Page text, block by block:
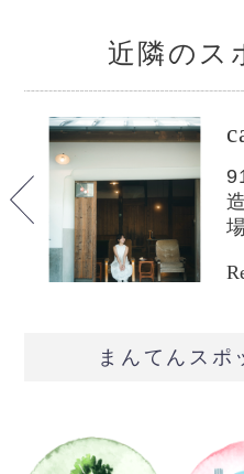
近隣のス
まんてんスポ